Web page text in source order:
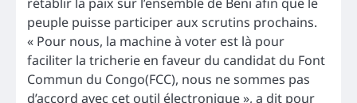
peuple puisse participer aux scrutins prochains.
« Pour nous, la machine à voter est là pour
faciliter la tricherie en faveur du candidat du Font
Commun du Congo(FCC), nous ne sommes pas
d’accord avec cet outil électronique », a dit pour